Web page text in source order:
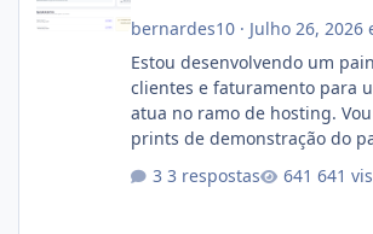
bernardes10· Julho 26, 2026
Estou desenvolvendo um
clientes e faturamento para
atua no ramo de hosting.
prints de demonstração do
darem a opinião de vocês. O
com cerca de 80% concluído
3 respostas 641